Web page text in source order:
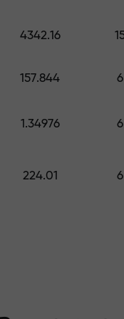
4342.16
157.844 6
1.34976 6
224.01 6